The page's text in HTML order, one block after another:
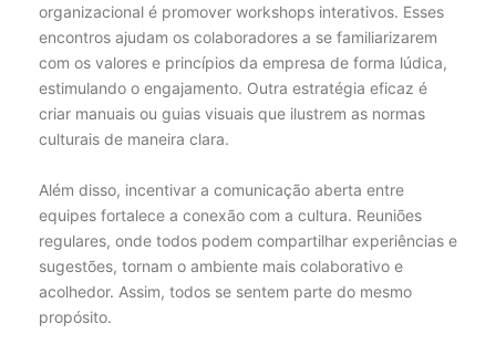
organizacional é promover workshops interativos. Esses
encontros ajudam os colaboradores a se familiarizarem
com os valores e princípios da empresa de forma lúdica,
estimulando o engajamento. Outra estratégia eficaz é
criar manuais ou guias visuais que ilustrem as normas
culturais de maneira clara.
Além disso, incentivar a comunicação aberta entre
equipes fortalece a conexão com a cultura. Reuniões
regulares, onde todos podem compartilhar experiências e
sugestões, tornam o ambiente mais colaborativo e
acolhedor. Assim, todos se sentem parte do mesmo
propósito.